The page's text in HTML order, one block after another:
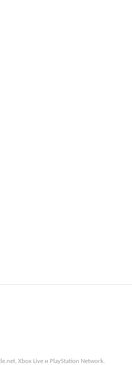
Xbox Live и PlayStation Network.